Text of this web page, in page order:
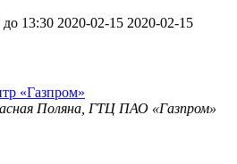
до 13:30 2020-02-15 2020-02-15
«Газпром»
Поляна, ГТЦ ПАО «Газпром»